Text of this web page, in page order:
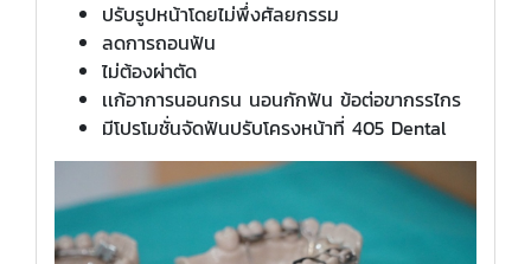
ปรับรูปหน้าโดยไม่พึ่งศัลยกรรม
ลดการถอนฟัน
ไม่ต้องผ่าตัด
เเก้อาการนอนกรน นอนกักฟัน ข้อต่อขากรรไกร
มีโปรโมชั่นจัดฟันปรับโครงหน้าที่ 405 Dental